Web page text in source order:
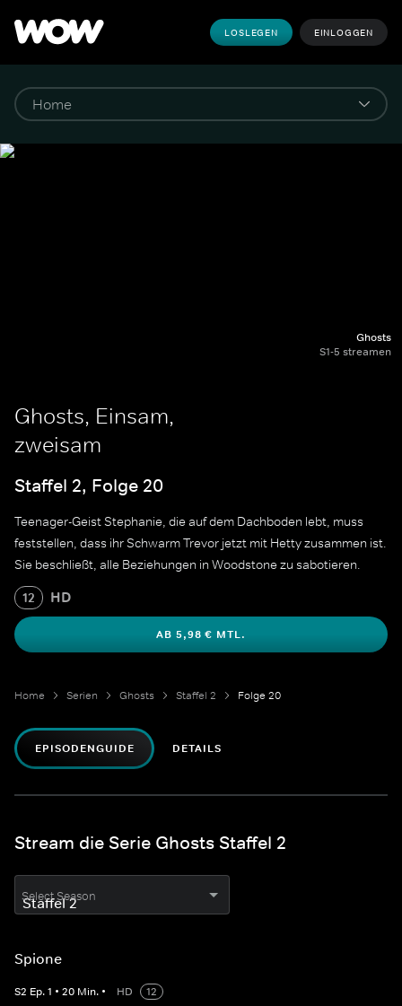
LOSLEGEN EINLOGGEN
Ghosts
S1-5 streamen
Ghosts, Einsam,
zweisam
Staffel 2, Folge 20
Teenager-Geist Stephanie, die auf dem Dachboden lebt, muss
feststellen, dass ihr Schwarm Trevor jetzt mit Hetty zusammen ist.
Sie beschließt, alle Beziehungen in Woodstone zu sabotieren.
12 HD
AB 5,98 € MTL.
Home Serien Ghosts Staffel 2 Folge 20
EPISODENGUIDE DETAILS
Stream die Serie Ghosts Staffel 2
Select Season
Spione
S2 Ep.1 • 20 Min. • HD
12